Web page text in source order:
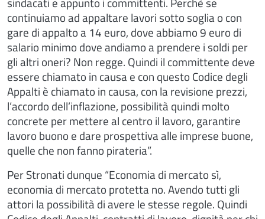
continuiamo ad appaltare lavori sotto soglia o con
gare di appalto a 14 euro, dove abbiamo 9 euro di
salario minimo dove andiamo a prendere i soldi per
gli altri oneri? Non regge. Quindi il committente deve
essere chiamato in causa e con questo Codice degli
Appalti è chiamato in causa, con la revisione prezzi,
l’accordo dell’inflazione, possibilità quindi molto
concrete per mettere al centro il lavoro, garantire
lavoro buono e dare prospettiva alle imprese buone,
quelle che non fanno pirateria”.
Per Stronati dunque “Economia di mercato sì,
economia di mercato protetta no. Avendo tutti gli
attori la possibilità di avere le stesse regole. Quindi